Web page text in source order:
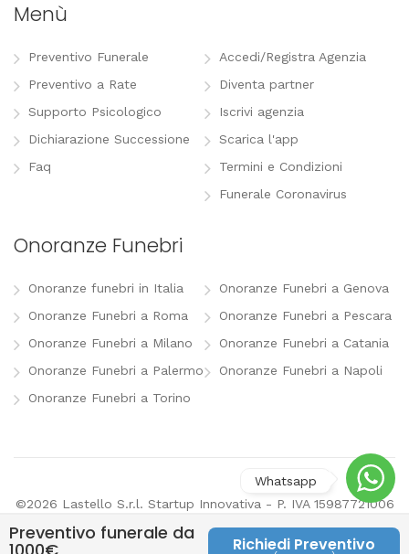
Menù
Preventivo Funerale
Preventivo a Rate
Supporto Psicologico
Dichiarazione Successione
Faq
Accedi/Registra Agenzia
Diventa partner
Iscrivi agenzia
Scarica l'app
Termini e Condizioni
Funerale Coronavirus
Onoranze Funebri
Onoranze funebri in Italia
Onoranze Funebri a Roma
Onoranze Funebri a Milano
Onoranze Funebri a Palermo
Onoranze Funebri a Torino
Onoranze Funebri a Genova
Onoranze Funebri a Pescara
Onoranze Funebri a Catania
Onoranze Funebri a Napoli
©2026 Lastello S.r.l. Startup Innovativa - P. IVA 15987721006
preferenze pubblicitarie
Preventivo funerale da
Richiedi Preventivo